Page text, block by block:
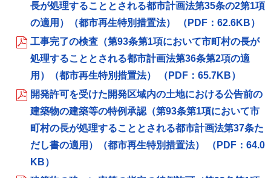
長が処理することとされる都市計画法第35条の2第1項
の適用）（都市再生特別措置法） （PDF：62.6KB）
工事完了の検査（第93条第1項において市町村の長が
処理することとされる都市計画法第36条第2項の適
用）（都市再生特別措置法） （PDF：65.7KB）
開発許可を受けた開発区域内の土地における公告前の
建築物の建築等の特例承認（第93条第1項において市
町村の長が処理することとされる都市計画法第37条た
だし書の適用）（都市再生特別措置法） （PDF：64.0
KB）